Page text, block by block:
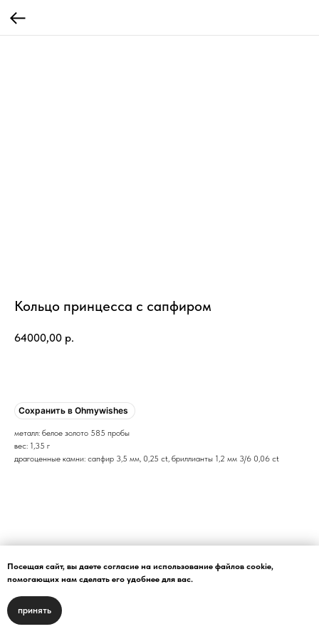
Кольцо принцесса с сапфиром
64000,00 р.
Сохранить в Ohmywishes
металл: белое золото 585 пробы
вес: 1,35 г
драгоценные камни: сапфир 3,5 мм, 0,25 ct, бриллианты 1,2 мм 3/6 0,06 ct
Посещая сайт, вы даете согласие на использование файлов cookie,
помогающих нам сделать его удобнее для вас.
принять